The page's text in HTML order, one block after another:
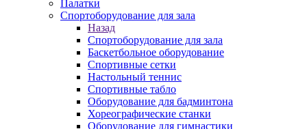
Палатки
Спортоборудование для зала
Назад
Спортоборудование для зала
Баскетбольное оборудование
Спортивные сетки
Настольный теннис
Спортивные табло
Оборудование для бадминтона
Хореографические станки
Оборудование для гимнастики